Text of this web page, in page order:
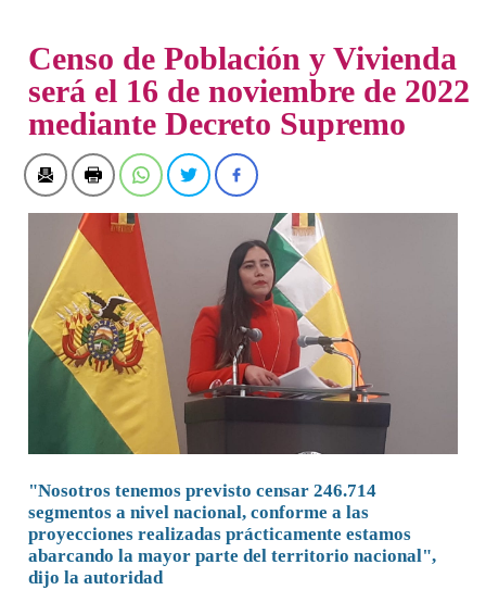
Censo de Población y Vivienda
será el 16 de noviembre de 2022
mediante Decreto Supremo
"Nosotros tenemos previsto censar 246.714
segmentos a nivel nacional, conforme a las
proyecciones realizadas prácticamente estamos
abarcando la mayor parte del territorio nacional",
dijo la autoridad